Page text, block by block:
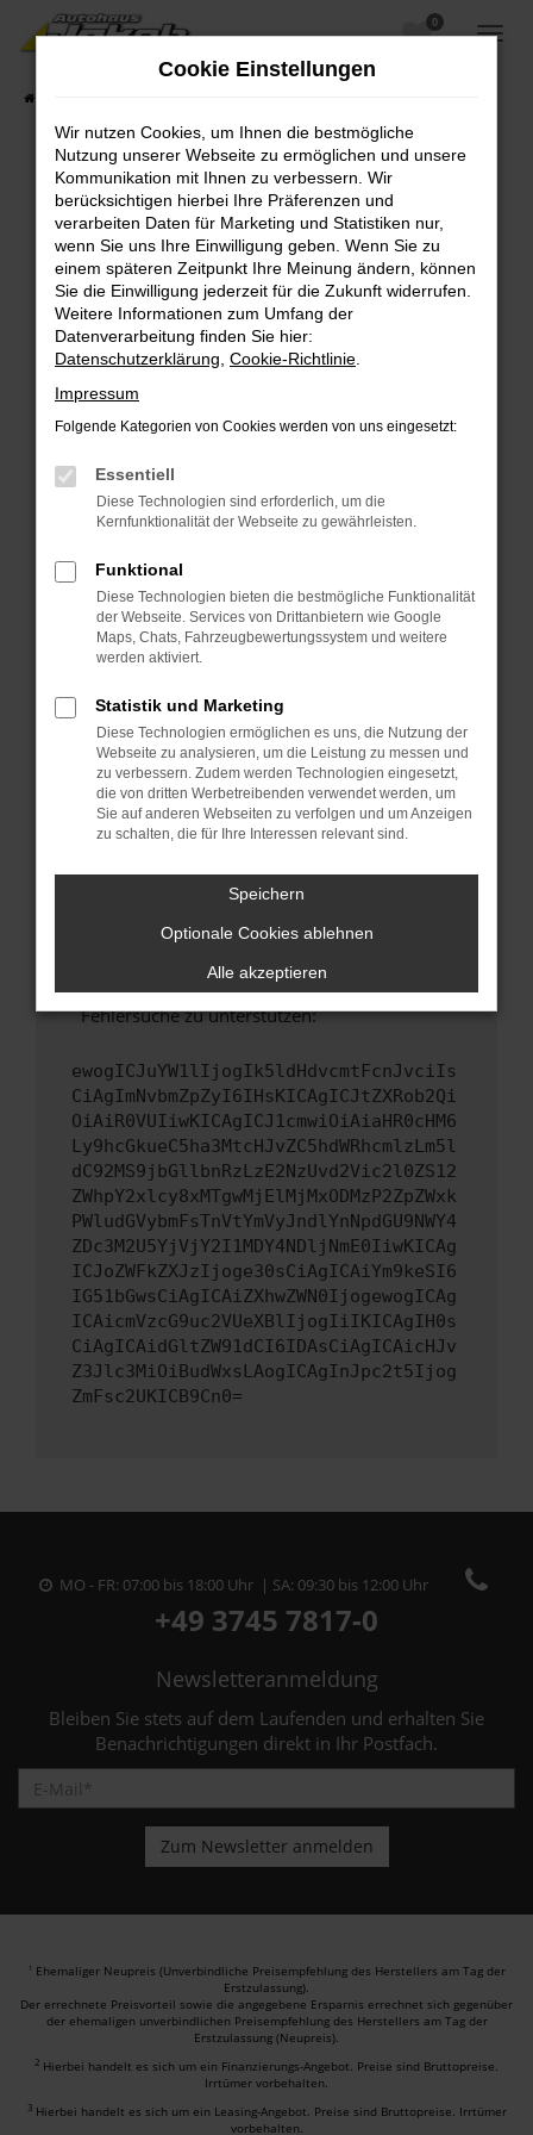
Zum
Hauptinhalt
0
Fehler: Network Error
Beim Laden ist ein Fehler aufgetreten.
Hier sind ein paar Tipps, die dir helfen können:
Überprüfe deine Firewall und deine
Internetverbindung.
Laden andere Webseiten, zum Beispiel deine
Suchmaschine?
Prüfe deine Browsererweiterungen.
Manche Erweiterungen, wie Werbeblocker,
können das Laden bestimmter Seiten
verhindern. Funktioniert die Seite in einem
Fenster?
Starte dein Gerät neu.
Das kann manchmal helfen, vorübergehende
Probleme zu beheben.
Betriebssystem auf dem neuesten Stand
sind.
Veraltete Software birgt nicht nur ein
Sicherheitsrisiko, sondern kann auch dazu
führen, dass bestimmte Funktionen nicht mehr
unterstützt werden.
Wende dich an den Webseitenbetreiber.
Wenn du alle oben genannten Schritte versucht
hast, kontaktiere uns bitte. Wir werden
versuchen, das Problem zu beheben. Du kannst
uns diesen Text schicken, um uns bei der
Fehlersuche zu unterstützen:
ewogICJuYW1lIjogIk5ldHdvcmtFcnJvciIs
CiAgImNvbmZpZyI6IHsKICAgICJtZXRob2Qi
OiAiR0VUIiwKICAgICJ1cmwiOiAiaHR0cHM6
Ly9hcGkueC5ha3MtcHJvZC5hdWRhcmlzLm5l
dC92MS9jbGllbnRzLzE2NzUvd2Vic2l0ZS12
ZWhpY2xlcy8xMTgwMjElMjMxODMzP2ZpZWxk
PWludGVybmFsTnVtYmVyJndlYnNpdGU9NWY4
ZDc3M2U5YjVjY2I1MDY4NDljNmE0IiwKICAg
ICJoZWFkZXJzIjoge30sCiAgICAiYm9keSI6
IG51bGwsCiAgICAiZXhwZWN0IjogewogICAg
ICAicmVzcG9uc2VUeXBlIjogIiIKICAgIH0s
CiAgICAidGltZW91dCI6IDAsCiAgICAicHJv
Z3Jlc3MiOiBudWxsLAogICAgInJpc2t5Ijog
ZmFsc2UKICB9Cn0=
MO - FR: 07:00 bis 18:00 Uhr | SA: 09:30 bis 12:00 Uhr
+49 3745 7817-0
Newsletteranmeldung
Bleiben Sie stets auf dem Laufenden und erhalten Sie
Benachrichtigungen direkt in Ihr Postfach.
1 Ehemaliger Neupreis (Unverbindliche Preisempfehlung des Herstellers am Tag der
Erstzulassung).
Der errechnete Preisvorteil sowie die angegebene Ersparnis errechnet sich gegenüber
der ehemaligen unverbindlichen Preisempfehlung des Herstellers am Tag der
Erstzulassung (Neupreis).
2 Hierbei handelt es sich um ein Finanzierungs-Angebot. Preise sind Bruttopreise.
Irrtümer vorbehalten.
3 Hierbei handelt es sich um ein Leasing-Angebot. Preise sind Bruttopreise. Irrtümer
vorbehalten.
Cookie Einstellungen
Wir nutzen Cookies, um Ihnen die bestmögliche
Nutzung unserer Webseite zu ermöglichen und unsere
Kommunikation mit Ihnen zu verbessern. Wir
berücksichtigen hierbei Ihre Präferenzen und
verarbeiten Daten für Marketing und Statistiken nur,
wenn Sie uns Ihre Einwilligung geben. Wenn Sie zu
einem späteren Zeitpunkt Ihre Meinung ändern, können
Sie die Einwilligung jederzeit für die Zukunft widerrufen.
Weitere Informationen zum Umfang der
Datenverarbeitung finden Sie hier:
Datenschutzerklärung Cookie-Richtlinie
Impressum
Folgende Kategorien von Cookies werden von uns eingesetzt:
Essentiell
Diese Technologien sind erforderlich, um die
Kernfunktionalität der Webseite zu gewährleisten.
Funktional
Diese Technologien bieten die bestmögliche Funktionalität
der Webseite. Services von Drittanbietern wie Google
Maps, Chats, Fahrzeugbewertungssystem und weitere
werden aktiviert.
Statistik und Marketing
Diese Technologien ermöglichen es uns, die Nutzung der
Webseite zu analysieren, um die Leistung zu messen und
zu verbessern. Zudem werden Technologien eingesetzt,
die von dritten Werbetreibenden verwendet werden, um
Sie auf anderen Webseiten zu verfolgen und um Anzeigen
zu schalten, die für Ihre Interessen relevant sind.
Speichern
Optionale Cookies ablehnen
Alle akzeptieren